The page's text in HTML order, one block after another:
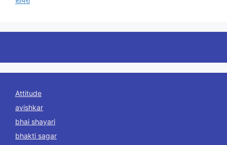
Attitude
avishkar
bhai shayari
bhakti sagar